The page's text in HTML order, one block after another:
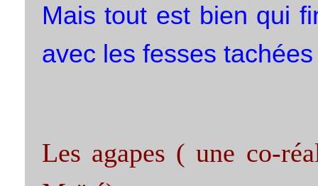
Mais tout est bien qui
avec les fesses
Les agapes ( une co-